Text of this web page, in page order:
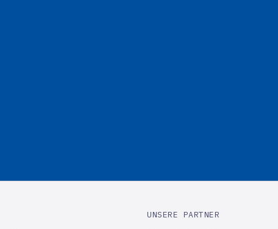
UNSERE PARTNER